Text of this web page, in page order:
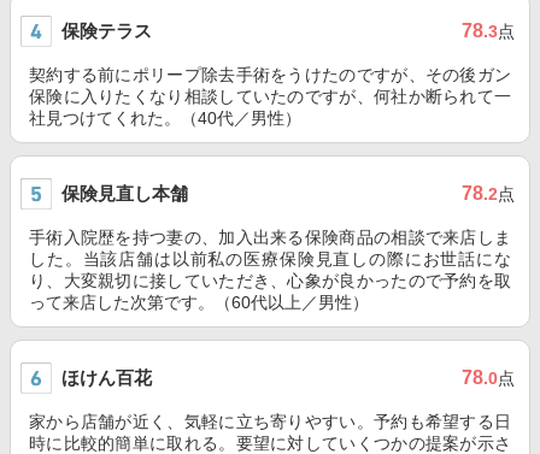
保険テラス 78.3点
契約する前にポリープ除去手術をうけたのですが、その後ガン
保険に入りたくなり相談していたのですが、何社か断られて一
社見つけてくれた。（40代／男性）
保険見直し本舗 78.2点
手術入院歴を持つ妻の、加入出来る保険商品の相談で来店しま
した。当該店舗は以前私の医療保険見直しの際にお世話にな
り、大変親切に接していただき、心象が良かったので予約を取
って来店した次第です。（60代以上／男性）
ほけん百花 78.0点
家から店舗が近く、気軽に立ち寄りやすい。予約も希望する日
時に比較的簡単に取れる。要望に対していくつかの提案が示さ